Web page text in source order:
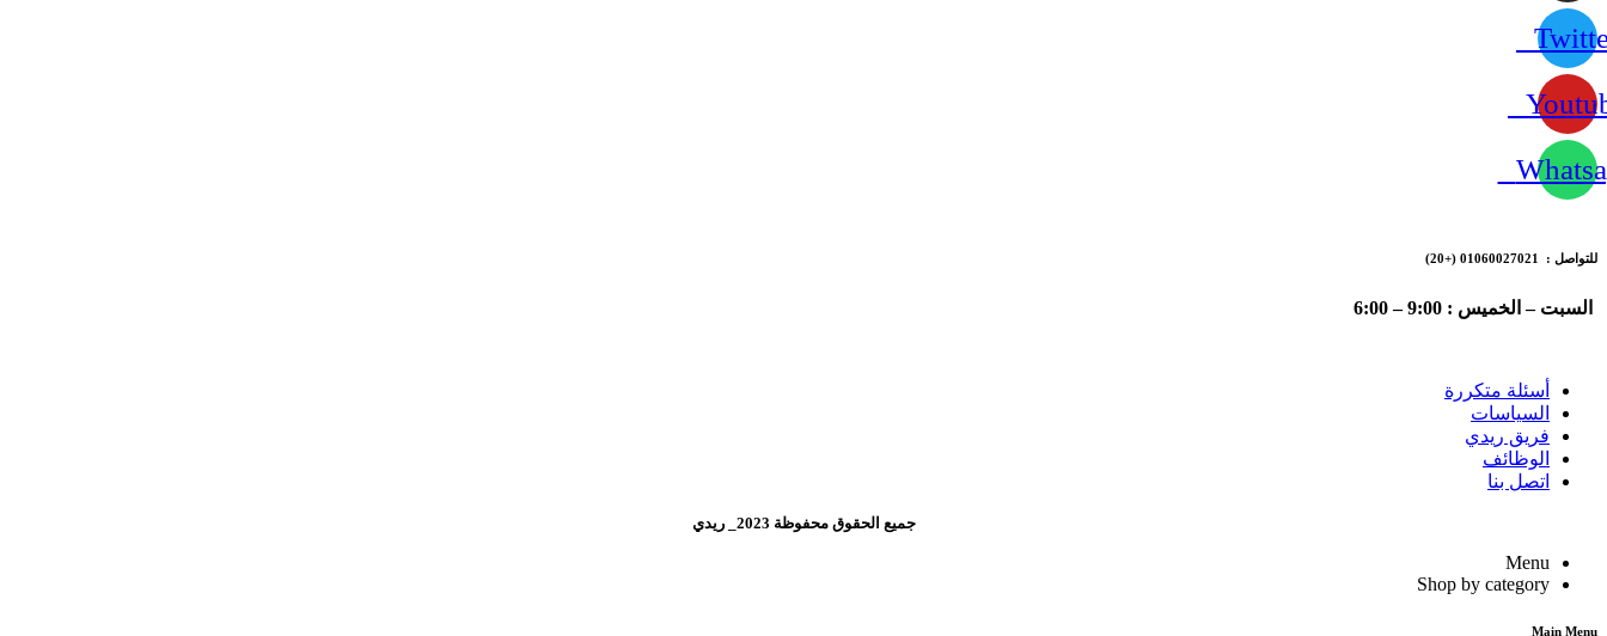
للتواصل : 01060027021 (+20)
السبت – الخميس : 9:00 – 6:00
أسئلة متكررة
السياسات
فريق ريدي
الوظائف
اتصل بنا
جميع الحقوق محفوظة 2023_ ريدي
Menu
Shop by category
Main Menu